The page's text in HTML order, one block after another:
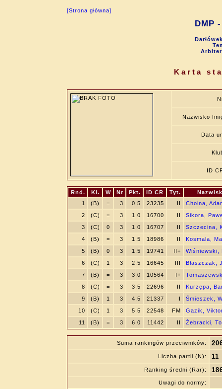
[Strona główna]
DMP
Karta
Nazwisko
Data
ID
Rnd. Kl. W Nr Pkt. ID CR Tyt.
1
(B) = 3 0.5 23235 II
Choina,
2
(C) = 3 1.0 16700 II
Sikora,
3
(C) 0 3 1.0 16707 II
Szczecina,
4
(B) = 3 1.5 18986 II
Kosmala,
5
(B) 0 3 1.5 19741 II+
Wiśniewski,
6
(C) 1 3 2.5 16645 III
Błaszczak,
7
(B) = 3 3.0 10564 I+
8
(C) = 3 3.5 22696 II
Kurzępa,
9
(B) 1 3 4.5 21337 I
Śmieszek,
10
(C) 1 3 5.5 22548 FM
Gazik,
11
(B) = 3 6.0 11442 II Żebracki,
Suma rankingów przeciwników:
Liczba partii (N): 11
Ranking średni (Rar):
Uwagi do normy: